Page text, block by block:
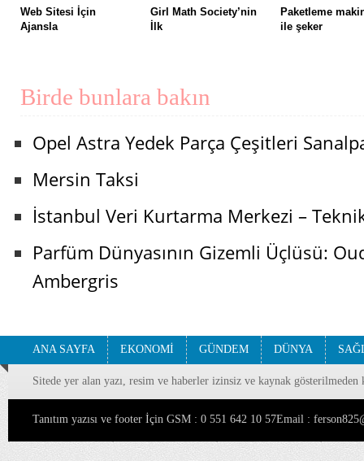
Web Sitesi İçin
Ajansla
Girl Math Society’nin
İlk
Paketleme
ile şeker
Birde bunlara bakın
Opel Astra Yedek Parça Çeşitleri
Mersin Taksi
İstanbul Veri Kurtarma Merkezi –
Parfüm Dünyasının Gizemli Üçlüsü:
Ambergris
ANA SAYFA EKONOMİ GÜNDEM DÜNYA
Sitede yer alan yazı, resim ve haberler izinsiz ve kaynak gösterilmeden
Tanıtım yazısı ve footer İçin GSM : 0 551 642 10 57Email :